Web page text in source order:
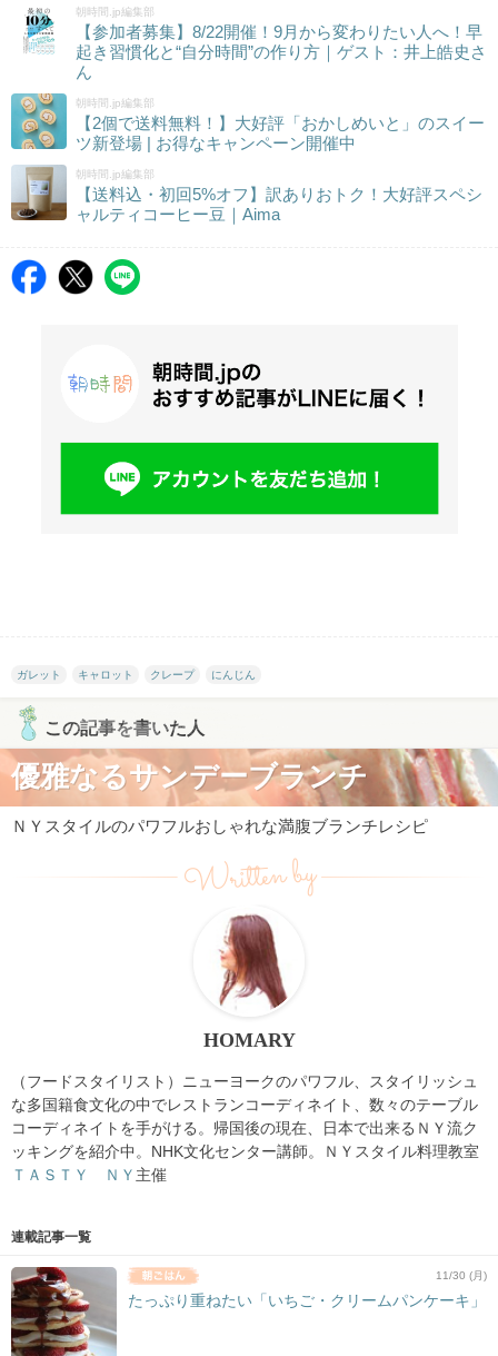
朝時間.jp編集部
【参加者募集】8/22開催！9月から変わりたい人へ！早
起き習慣化と“自分時間”の作り方｜ゲスト：井上皓史さ
ん
朝時間.jp編集部
【2個で送料無料！】大好評「おかしめいと」のスイー
ツ新登場 | お得なキャンペーン開催中
朝時間.jp編集部
【送料込・初回5%オフ】訳ありおトク！大好評スペシ
ャルティコーヒー豆｜Aima
ガレット キャロット クレープ にんじん
この記事を書いた人
優雅なるサンデーブランチ
ＮＹスタイルのパワフルおしゃれな満腹ブランチレシピ
Written by
HOMARY
（フードスタイリスト）ニューヨークのパワフル、スタイリッシュ
な多国籍食文化の中でレストランコーディネイト、数々のテーブル
コーディネイトを手がける。帰国後の現在、日本で出来るＮＹ流ク
ッキングを紹介中。NHK文化センター講師。ＮＹスタイル料理教室
ＴＡＳＴＹ ＮＹ 主催
連載記事一覧
11/30 (月)
たっぷり重ねたい「いちご・クリームパンケーキ」